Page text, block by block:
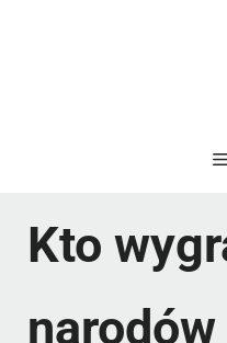
Kto
narodów